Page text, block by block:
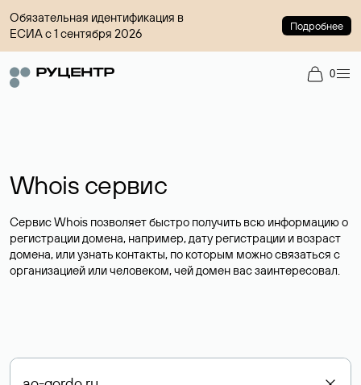
Обязательная идентификация в
ЕСИА с 1 сентября 2026
Подробнее
0
Whois сервис
Сервис Whois позволяет быстро получить всю информацию о
регистрации домена, например, дату регистрации и возраст
домена, или узнать контакты, по которым можно связаться с
организацией или человеком, чей домен вас заинтересовал.